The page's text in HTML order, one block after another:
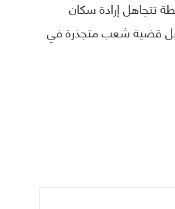
تتجاهل إرادة سكان
بل قضية شعب متجذرة في